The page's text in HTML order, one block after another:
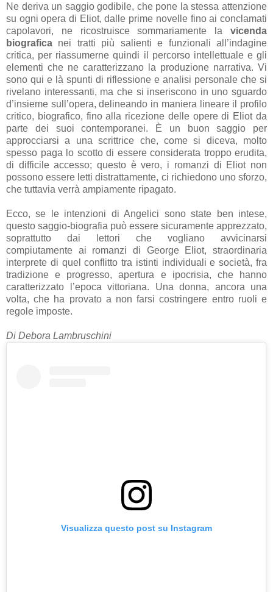
Ne deriva un saggio godibile, che pone la stessa attenzione
su ogni opera di Eliot, dalle prime novelle fino ai conclamati
capolavori, ne ricostruisce sommariamente la vicenda
biografica nei tratti più salienti e funzionali all’indagine
critica, per riassumerne quindi il percorso intellettuale e gli
elementi che ne caratterizzano la produzione narrativa. Vi
sono qui e là spunti di riflessione e analisi personale che si
rivelano interessanti, ma che si inseriscono in uno sguardo
d’insieme sull’opera, delineando in maniera lineare il profilo
critico, biografico, fino alla ricezione delle opere di Eliot da
parte dei suoi contemporanei. È un buon saggio per
approcciarsi a una scrittrice che, come si diceva, molto
spesso paga lo scotto di essere considerata troppo erudita,
di difficile accesso; questo è vero, i romanzi di Eliot non
possono essere letti distrattamente, ci richiedono uno sforzo,
che tuttavia verrà ampiamente ripagato.
Ecco, se le intenzioni di Angelici sono state ben intese,
questo saggio-biografia può essere sicuramente apprezzato,
soprattutto dai lettori che vogliano avvicinarsi
compiutamente ai romanzi di George Eliot, straordinaria
interprete di quel conflitto tra istinti individuali e società, fra
tradizione e progresso, apertura e ipocrisia, che hanno
caratterizzato l’epoca vittoriana. Una donna, ancora una
volta, che ha provato a non farsi costringere entro ruoli e
regole imposte.
Di Debora Lambruschini
Visualizza questo post su Instagram